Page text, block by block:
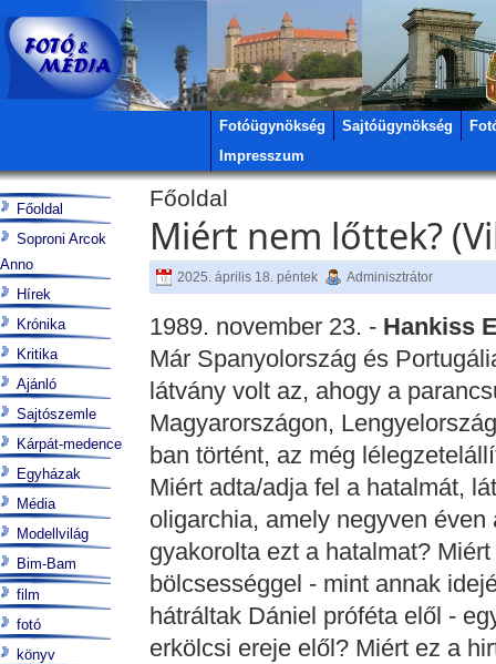
Fotóügynökség Sajtóügynökség
Impresszum
Főoldal
Miért nem lőttek?
2025. április 18. péntek Adminisztrátor
1989. november 23. - Hankiss
Már Spanyolország és
látvány volt az, ahogy a
Magyarországon,
ban történt, az még
Miért adta/adja fel a hatalmát,
oligarchia, amely negyven
gyakorolta ezt a hatalmat?
bölcsességgel - mint annak
hátráltak Dániel próféta elől -
erkölcsi ereje elől? Miért ez a
Főoldal
Soproni Arcok
Anno
Hírek
Krónika
Kritika
Ajánló
Sajtószemle
Kárpát-medence
Egyházak
Média
Modellvilág
Bim-Bam
film
fotó
könyv